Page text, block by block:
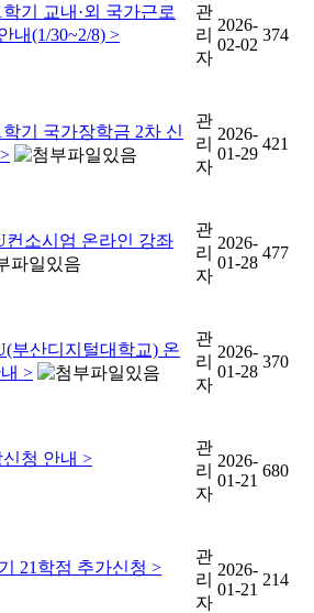
기 교내·외 국가근로
내(1/30~2/8) >
관
리
자
2026-
02-02
374
기 국가장학금 2차 신
관
리
자
2026-
01-29
421
컨소시엄 온라인 강좌
관
리
자
2026-
01-28
477
부산디지털대학교) 온
>
관
리
자
2026-
01-28
370
신청 안내 >
관
리
자
2026-
01-21
680
21학점 추가신청 >
관
리
자
2026-
01-21
214